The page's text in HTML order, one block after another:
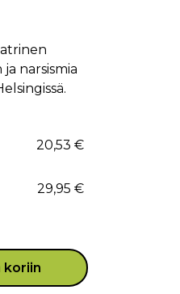
narsismia
20,53 €
29,95 €
koriin